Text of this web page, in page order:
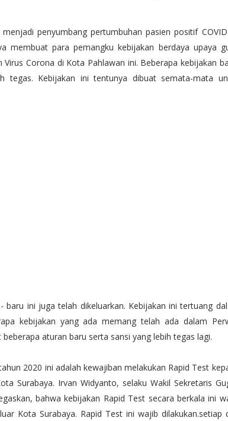
penyumbang pertumbuhan pasien positif
membuat para pemangku kebijakan berdaya upaya
Corona di Kota Pahlawan ini. Beberapa kebijakan
Kebijakan ini tentunya dibuat semata-mata
baru ini juga telah dikeluarkan. Kebijakan ini tertuang
kebijakan yang ada memang telah ada dalam
aturan baru serta sansi yang lebih tegas lagi.
2020 ini adalah kewajiban melakukan Rapid Test
Surabaya. Irvan Widyanto, selaku Wakil Sekretaris
bahwa kebijakan Rapid Test secara berkala ini
Kota Surabaya. Rapid Test ini wajib dilakukan.setiap